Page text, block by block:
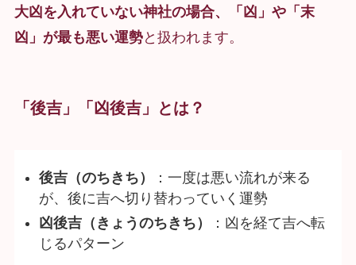
大凶を入れていない神社の場合、「凶」や「末
凶」が最も悪い運勢と扱われます。
「後吉」「凶後吉」とは？
後吉（のちきち）
：一度は悪い流れが来る
が、後に吉へ切り替わっていく運勢
凶後吉（きょうのちきち）
：凶を経て吉へ転
じるパターン